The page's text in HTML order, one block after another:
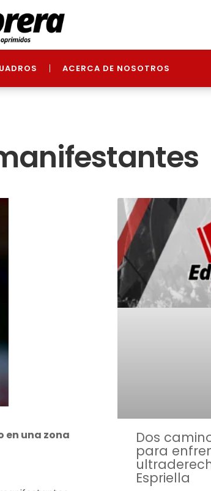
ACERCA DE NOSOTROS
en una zona
Dos
para
Espriella